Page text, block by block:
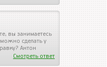
вы занимаетесь
сделать у
Антон
Смотреть ответ